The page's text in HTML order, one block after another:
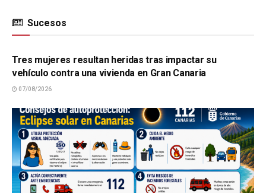
Sucesos
SUCESOS
Tres mujeres resultan heridas tras impactar su
vehículo contra una vivienda en Gran Canaria
07/08/2026